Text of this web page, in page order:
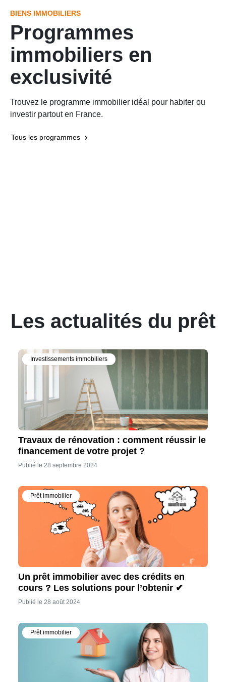
BIENS IMMOBILIERS
Programmes
immobiliers en
exclusivité
Trouvez le programme immobilier idéal pour habiter ou
investir partout en France.
Tous les programmes
Les actualités du prêt
Investissements immobiliers
Travaux de rénovation : comment réussir le
financement de votre projet ?
Publié le 28 septembre 2024
Prêt immobilier
Un prêt immobilier avec des crédits en
cours ? Les solutions pour l’obtenir ✔
Publié le 28 août 2024
Prêt immobilier